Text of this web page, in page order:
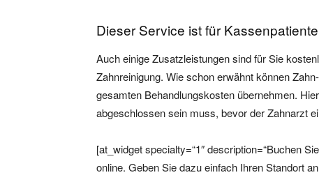
Dieser Service ist für
Auch einige Zusatzleistungen sind für Sie
Zahnreinigung. Wie schon erwähnt können
gesamten Behandlungskosten übernehmen.
abgeschlossen sein muss, bevor der Zahnarzt
[at_widget specialty=“1″ description=“Buchen
online. Geben Sie dazu einfach Ihren Standort